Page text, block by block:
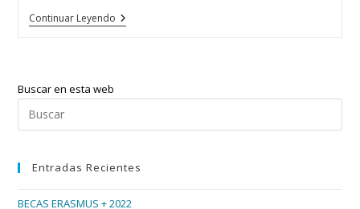
Continuar LeyendoEl
Rey
Gallego
Buscar en esta web
Entradas Recientes
BECAS ERASMUS + 2022